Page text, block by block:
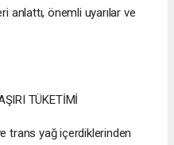
anlattı, önemli uyarılar ve
TÜKETİMİ
trans yağ içerdiklerinden